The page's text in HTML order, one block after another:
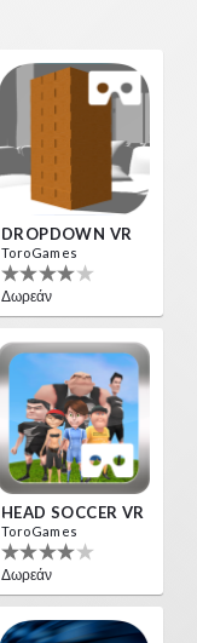
DROPDOWN VR
ToroGames
Δωρεάν
HEAD SOCCER VR
ToroGames
Δωρεάν